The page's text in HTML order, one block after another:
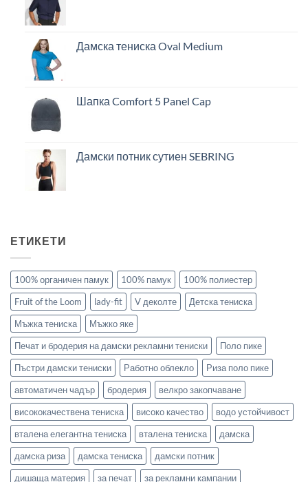
Дамска тениска Oval Medium
Шапка Comfort 5 Panel Cap
Дамски потник сутиен SEBRING
ЕТИКЕТИ
100% органичен памук 100% памук
100% полиестер
Fruit of the Loom
lady-fit V деколте
Детска тениска
Мъжка тениска
Мъжко яке
Печат и бродерия на дамски рекламни тениски
Поло пике
Пъстри дамски тениски
Работно облекло
Риза поло пике
автоматичен чадър
бродерия
велкро закопчаване
висококачествена тениска
високо качество
водо устойчивост
вталена елегантна тениска
вталена тениска
дамска
дамска риза
дамска тениска
дамски потник
дишаща материя
за печат за рекламни кампании